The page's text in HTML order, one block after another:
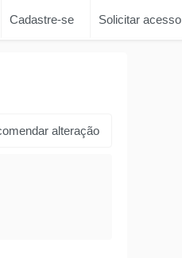
Cadastre-se Solicitar acesso
alteração